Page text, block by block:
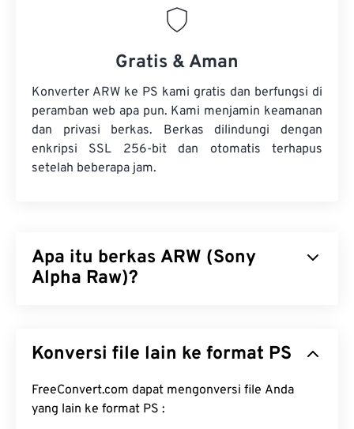
Gratis & Aman
Konverter ARW ke PS kami gratis dan berfungsi di
peramban web apa pun. Kami menjamin keamanan
dan privasi berkas. Berkas dilindungi dengan
enkripsi SSL 256-bit dan otomatis terhapus
setelah beberapa jam.
Apa itu berkas ARW (Sony
Alpha Raw)?
dikenal sebagai berkas RAW Kamera Digital Sony.
dan tidak diproses, yang berisi semua informasi
berkas, sebagaimana ditangkap oleh sensor di
Konversi file lain ke format PS
FreeConvert.com dapat mengonversi file Anda
yang lain ke format PS :